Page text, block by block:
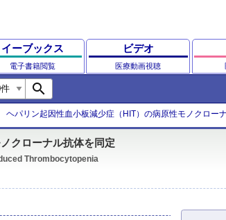
イーブックス
電子書籍閲覧
ビデオ
医療動画視聴
search
ヘパリン起因性血小板減少症（HIT）の病原性モノクロー
クローナル抗体を同定
Thrombocytopenia